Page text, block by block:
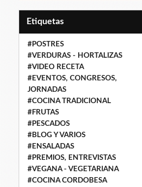
Etiquetas
#POSTRES
#VERDURAS - HORTALIZAS
#VIDEO RECETA
#EVENTOS, CONGRESOS,
JORNADAS
#COCINA TRADICIONAL
#FRUTAS
#PESCADOS
#BLOG Y VARIOS
#ENSALADAS
#PREMIOS, ENTREVISTAS
#VEGANA - VEGETARIANA
#COCINA CORDOBESA